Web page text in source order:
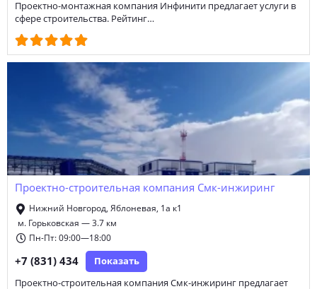
Проектно-монтажная компания Инфинити предлагает услуги в
сфере строительства. Рейтинг…
Проектно-строительная компания Смк-инжиринг
Нижний Новгород, Яблоневая, 1а к1
м. Горьковская — 3.7 км
Пн-Пт: 09:00—18:00
+7 (831) 434 Показать
Проектно-строительная компания Смк-инжиринг предлагает